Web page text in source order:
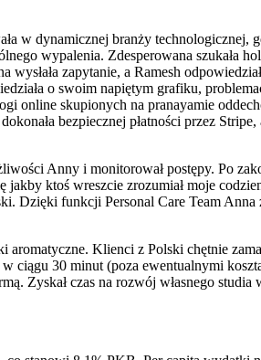
w dynamicznej branży technologicznej,
wypalenia. Zdesperowana szukała
zapytanie, a Ramesh
o swoim napiętym grafiku,
online skupionych na pranayamie
bezpiecznej płatności przez Stripe,
Anny i monitorował postępy. Po
ktoś wreszcie zrozumiał moje
Dzięki funkcji Personal Care Team Anna
aromatyczne. Klienci z Polski chętnie
ciągu 30 minut (poza ewentualnymi
Zyskał czas na rozwój własnego studia